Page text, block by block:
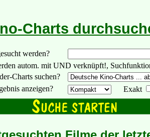
Charts
werden?
autom. mit UND verknüpft!,
Charts suchen?
anzeigen?
Exakt